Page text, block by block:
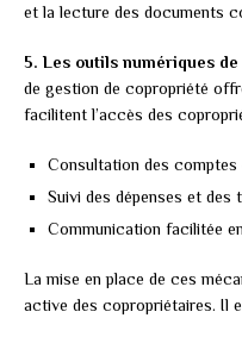
et la lecture des documents
5. Les outils numériques
de gestion de copropriété
facilitent l’accès des
Consultation des comptes
Suivi des dépenses et des
Communication facilitée
La mise en place de ces
active des copropriétaires. Il